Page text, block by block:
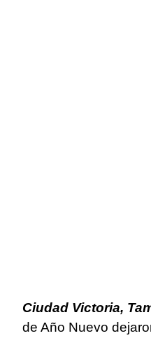
Ciudad Victoria,
de Año Nuevo